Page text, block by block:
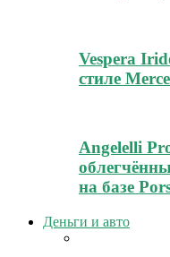
Vespera
стиле
Angelelli
на базе
Деньги и авто